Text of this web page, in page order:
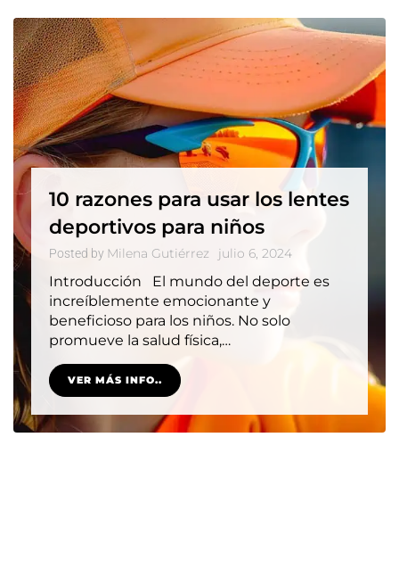
10 razones para usar los lentes
deportivos para niños
Posted by Milena Gutiérrez julio 6, 2024
Introducción El mundo del deporte es
increíblemente emocionante y
beneficioso para los niños. No solo
promueve la salud física,…
VER MÁS INFO..